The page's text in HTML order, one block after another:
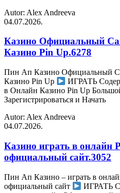
Autor: Alex Andreeva
04.07.2026.
Казино Официальный
Казино Pin Up.6278
Пин Ап Казино Официальный
Казино Pin Up
ИГРАТЬ
в Онлайн Казино Pin Up
Зарегистрироваться и Начать
Autor: Alex Andreeva
04.07.2026.
Казино играть в онлайн
официальный сайт.3052
Пин Ап Казино – играть в
официальный сайт
ИГРАТЬ